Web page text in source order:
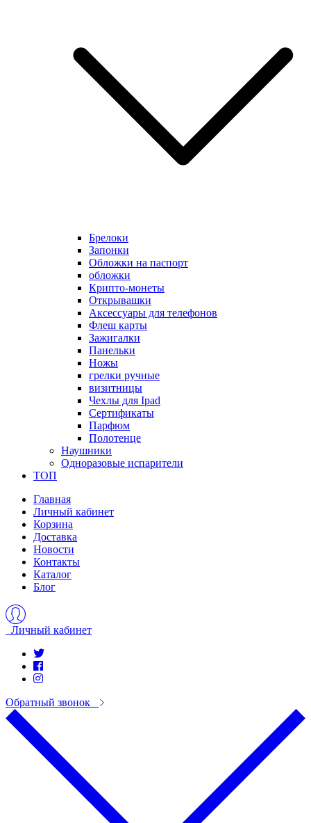
Брелоки
Запонки
Обложки на паспорт
обложки
Крипто-монеты
Открывашки
Аксессуары для телефонов
Флеш карты
Зажигалки
Панельки
Ножы
грелки ручные
визитницы
Чехлы для Ipad
Сертификаты
Парфюм
Полотенце
Наушники
Одноразовые испарители
ТОП
Главная
Личный кабинет
Корзина
Доставка
Новости
Контакты
Каталог
Блог
Личный кабинет
Обратный звонок